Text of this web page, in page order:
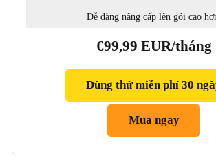
Dễ dàng nâng cấp lên gói cao
€99,99 EUR/tháng
Dùng thử miễn phí 30
Mua ngay